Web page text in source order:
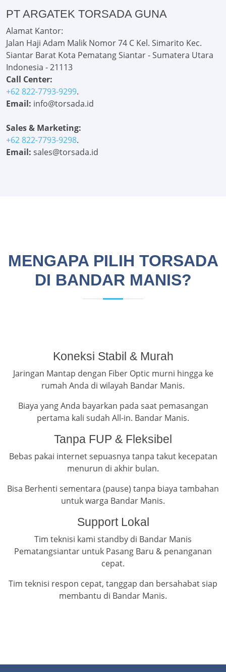
PT ARGATEK TORSADA GUNA
Alamat Kantor:
Jalan Haji Adam Malik Nomor 74 C Kel. Simarito Kec.
Siantar Barat Kota Pematang Siantar - Sumatera Utara
Indonesia - 21113
Call Center:
+62 822-7793-9299.
Email: info@torsada.id
Sales & Marketing:
+62 822-7793-9298.
Email: sales@torsada.id
MENGAPA PILIH TORSADA
DI BANDAR MANIS?
Koneksi Stabil & Murah
Jaringan Mantap dengan Fiber Optic murni hingga ke
rumah Anda di wilayah Bandar Manis.
Biaya yang Anda bayarkan pada saat pemasangan
pertama kali sudah All-in. Bandar Manis.
Tanpa FUP & Fleksibel
Bebas pakai internet sepuasnya tanpa takut kecepatan
menurun di akhir bulan.
Bisa Berhenti sementara (pause) tanpa biaya tambahan
untuk warga Bandar Manis.
Support Lokal
Tim teknisi kami standby di Bandar Manis
Pematangsiantar untuk Pasang Baru & penanganan
cepat.
Tim teknisi respon cepat, tanggap dan bersahabat siap
membantu di Bandar Manis.